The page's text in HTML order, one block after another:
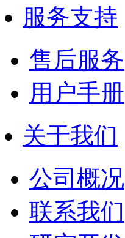
服务支持
售后服务
用户手册
关于我们
公司概况
联系我们